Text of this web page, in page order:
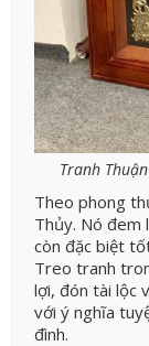
Tranh
Theo phong
Thủy. Nó đem
còn đặc biệt
Treo tranh
lợi, đón tài lộc
với ý nghĩa
đình.